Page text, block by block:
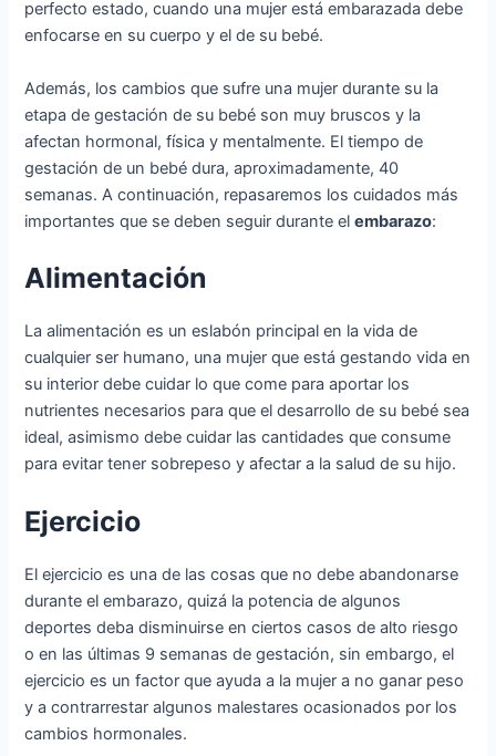
perfecto estado, cuando una mujer está embarazada debe
enfocarse en su cuerpo y el de su bebé.
Además, los cambios que sufre una mujer durante su la
etapa de gestación de su bebé son muy bruscos y la
afectan hormonal, física y mentalmente. El tiempo de
gestación de un bebé dura, aproximadamente, 40
semanas. A continuación, repasaremos los cuidados más
importantes que se deben seguir durante elembarazo:
Alimentación
La alimentación es un eslabón principal en la vida de
cualquier ser humano, una mujer que está gestando vida en
su interior debe cuidar lo que come para aportar los
nutrientes necesarios para que el desarrollo de su bebé sea
ideal, asimismo debe cuidar las cantidades que consume
para evitar tener sobrepeso y afectar a la salud de su hijo.
Ejercicio
El ejercicio es una de las cosas que no debe abandonarse
durante el embarazo, quizá la potencia de algunos
deportes deba disminuirse en ciertos casos de alto riesgo
o en las últimas 9 semanas de gestación, sin embargo, el
ejercicio es un factor que ayuda a la mujer a no ganar peso
y a contrarrestar algunos malestares ocasionados por los
cambios hormonales.